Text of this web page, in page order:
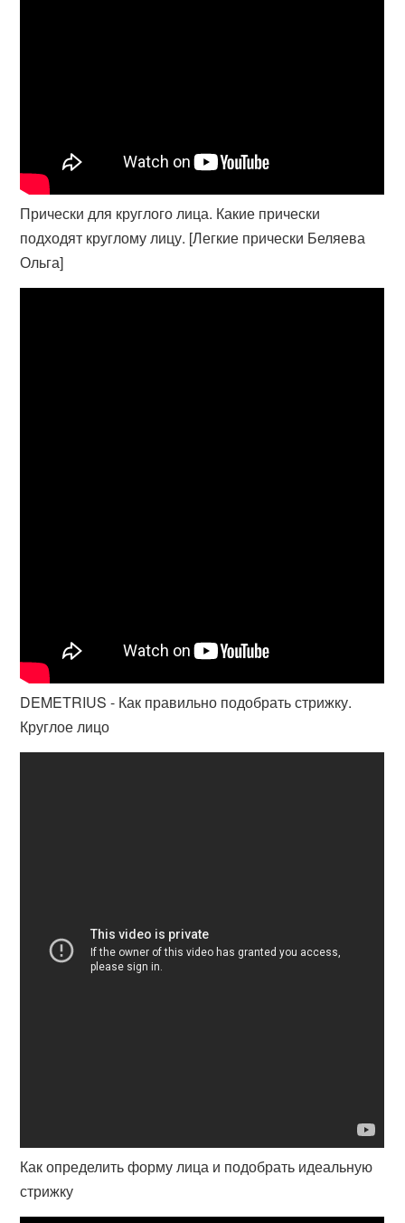
Прически для круглого лица. Какие прически
подходят круглому лицу. [Легкие прически Беляева
Ольга]
DEMETRIUS - Как правильно подобрать стрижку.
Круглое лицо
Как определить форму лица и подобрать идеальную
стрижку